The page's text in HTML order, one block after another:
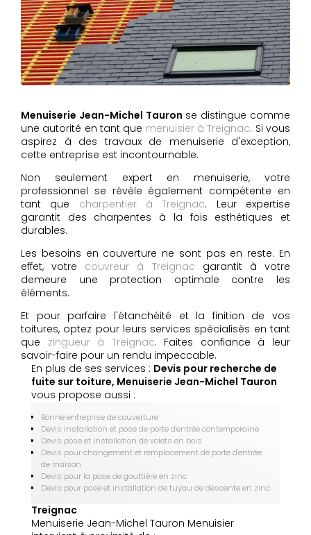
Menuiserie Jean-Michel Tauron se distingue comme
une autorité en tant que menuisier à Treignac. Si vous
aspirez à des travaux de menuiserie d'exception,
cette entreprise est incontournable.
Non seulement expert en menuiserie, votre
professionnel se révèle également compétente en
tant que charpentier à Treignac. Leur expertise
garantit des charpentes à la fois esthétiques et
durables.
Les besoins en couverture ne sont pas en reste. En
effet, votre couvreur à Treignac garantit à votre
demeure une protection optimale contre les
éléments.
Et pour parfaire l'étanchéité et la finition de vos
toitures, optez pour leurs services spécialisés en tant
que zingueur à Treignac. Faites confiance à leur
savoir-faire pour un rendu impeccable.
En plus de ses services : Devis pour recherche de
fuite sur toiture, Menuiserie Jean-Michel Tauron
vous propose aussi :
Bonne entreprise de couverture
Devis installation et pose de porte d'entrée contemporaine
Devis pose et installation de volets en bois
Devis pour changement et remplacement de porte d'entrée
de maison
Devis pour la pose de gouttière en zinc
Devis pour pose et installation de tuyau de descente en zinc
Treignac
Menuiserie Jean-Michel Tauron Menuisier